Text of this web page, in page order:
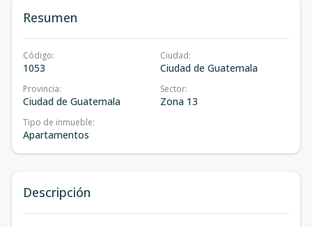
Resumen
Código:
1053
Ciudad:
Ciudad de Guatemala
Provincia:
Ciudad de Guatemala
Sector:
Zona 13
Tipo de inmueble:
Apartamentos
Descripción